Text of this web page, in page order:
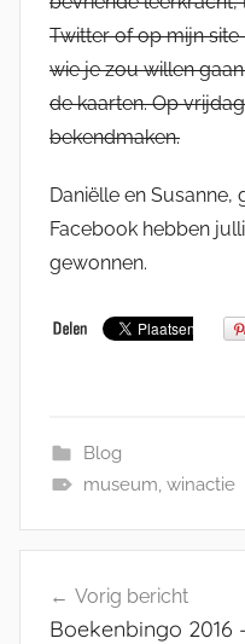
Twitter of op mijn
wie je zou willen
de kaarten. Op
bekendmaken.
Daniëlle en Susanne,
Facebook hebben
gewonnen.
Blog
museum, winactie
navigatie
Vorig bericht
Boekenbingo 2016